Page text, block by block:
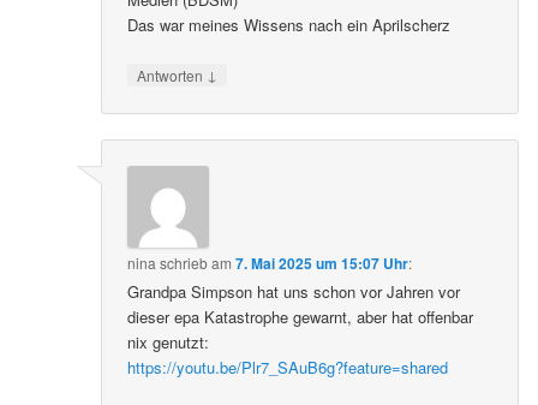
Das war meines Wissens nach ein Aprilscherz
Antworten ↓
nina schriebam7. Mai 2025 um 15:07 Uhr:
Grandpa Simpson hat uns schon vor Jahren vor
dieser epa Katastrophe gewarnt, aber hat offenbar
nix genutzt:
https://youtu.be/Plr7_SAuB6g?feature=shared